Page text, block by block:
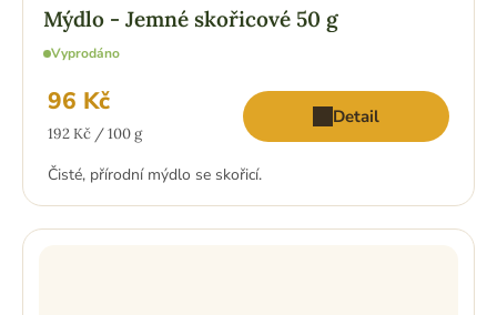
Mýdlo - Jemné skořicové 50 g
Vyprodáno
96 Kč
Měrná
192 Kč / 100 g
Detail
Čisté, přírodní mýdlo se skořicí.